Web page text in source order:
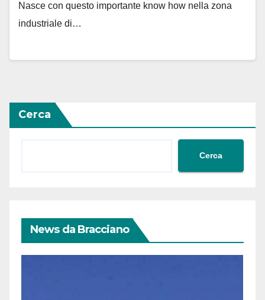
Nasce con questo importante know how nella zona
industriale di…
Cerca
Cerca
News da Bracciano